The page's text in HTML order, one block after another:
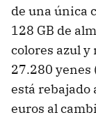
de una única
128 GB de
colores azul y
27.280 yenes
está rebajado
euros al